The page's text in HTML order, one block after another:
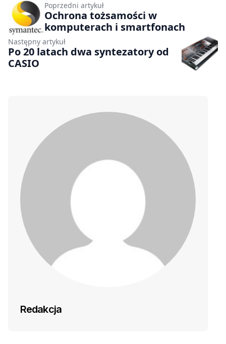
Poprzedni artykuł
Ochrona tożsamości w
komputerach i smartfonach
Następny artykuł
Po 20 latach dwa syntezatory od
CASIO
Redakcja